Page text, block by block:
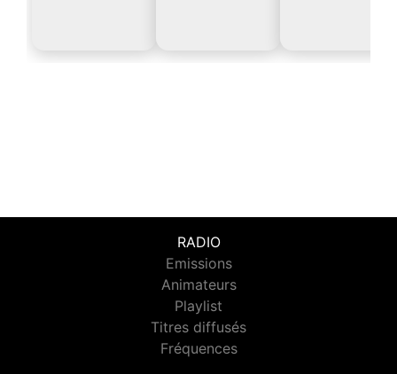
RADIO
Emissions
Animateurs
Playlist
Titres diffusés
Fréquences